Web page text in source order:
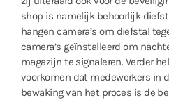
shop is namelijk behoorlijk
hangen camera’s om diefstal
camera’s geïnstalleerd om
magazijn te signaleren. Verder
voorkomen dat medewerkers in
bewaking van het proces is de